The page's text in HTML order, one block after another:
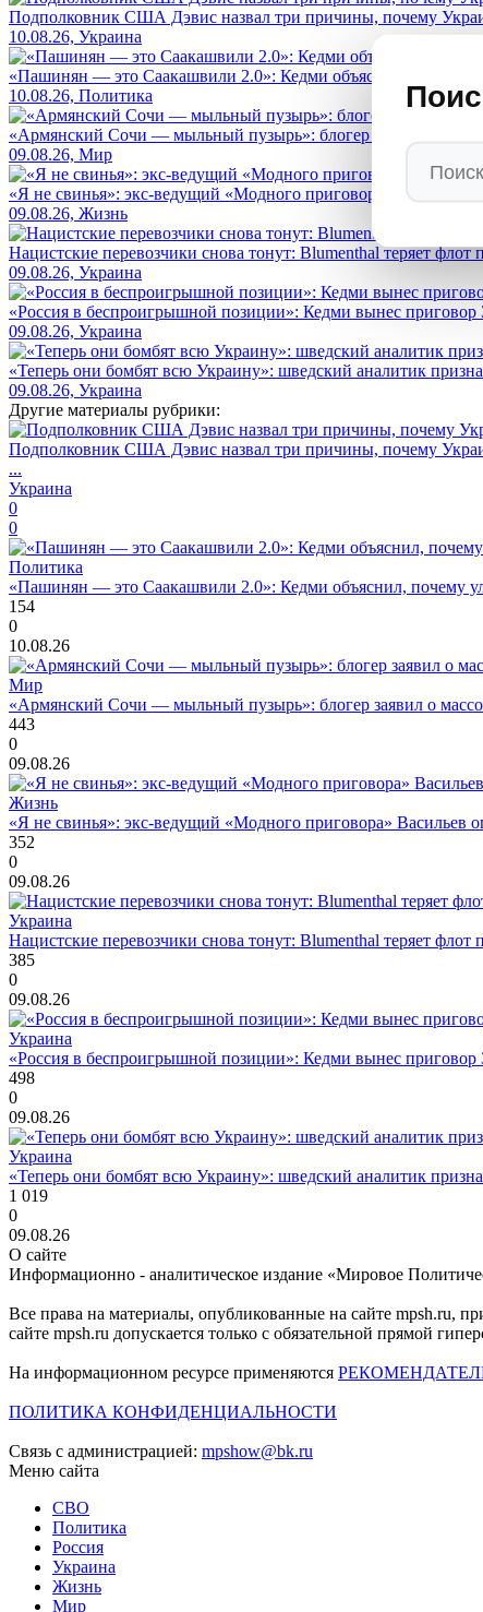
Подполковник США Дэвис назвал три причины, почему
10.08.26, Украина
«Пашинян — это Саакашвили 2.0»: Кедми объяснил, почему
10.08.26, Политика
«Армянский Сочи — мыльный пузырь»: блогер заявил о
09.08.26, Мир
«Я не свинья»: экс-ведущий «Модного приговора» Васильев
09.08.26, Жизнь
Нацистские перевозчики снова тонут: Blumenthal теряет
09.08.26, Украина
«Россия в беспроигрышной позиции»: Кедми вынес
09.08.26, Украина
«Теперь они бомбят всю Украину»: шведский аналитик
09.08.26, Украина
Другие материалы рубрики:
Подполковник США Дэвис назвал три причины, почему
...
Украина
0
0
Политика
«Пашинян — это Саакашвили 2.0»: Кедми объяснил, почему
154
0
10.08.26
Мир
«Армянский Сочи — мыльный пузырь»: блогер заявил о
443
0
09.08.26
Жизнь
«Я не свинья»: экс-ведущий «Модного приговора» Васильев
352
0
09.08.26
Украина
Нацистские перевозчики снова тонут: Blumenthal теряет
385
0
09.08.26
Украина
«Россия в беспроигрышной позиции»: Кедми вынес
498
0
09.08.26
Украина
«Теперь они бомбят всю Украину»: шведский аналитик
1 019
0
09.08.26
О сайте
Информационно - аналитическое издание «Мировое
Все права на материалы, опубликованные на сайте mpsh.ru,
сайте mpsh.ru допускается только с обязательной прямой
На информационном ресурсе применяются
ПОЛИТИКА КОНФИДЕНЦИАЛЬНОСТИ
Связь с администрацией: mpshow@bk.ru
Меню сайта
СВО
Политика
Россия
Украина
Жизнь
Мир